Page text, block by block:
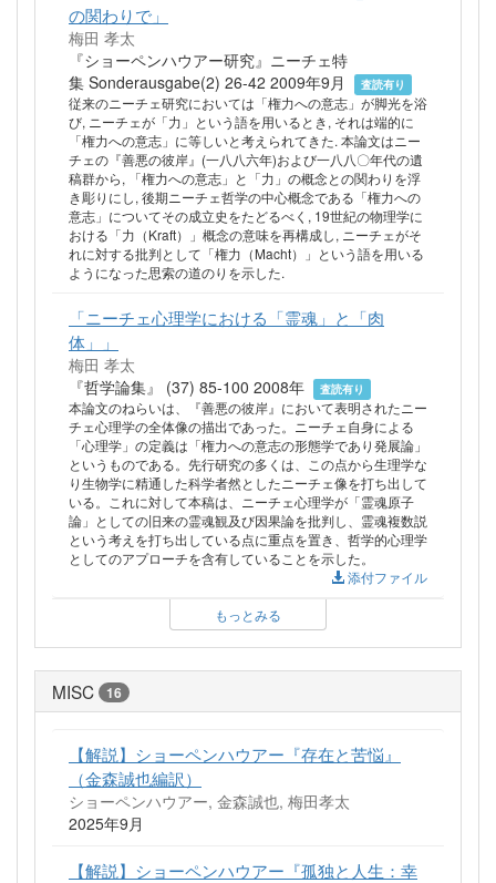
の関わりで」
梅田 孝太
『ショーペンハウアー研究』ニーチェ特
集 Sonderausgabe(2) 26-42 2009年9月
査読有り
従来のニーチェ研究においては「権力への意志」が脚光を浴
び, ニーチェが「力」という語を用いるとき, それは端的に
「権力への意志」に等しいと考えられてきた. 本論文はニー
チェの『善悪の彼岸』(一八八六年)および一八八〇年代の遺
稿群から, 「権力への意志」と「力」の概念との関わりを浮
き彫りにし, 後期ニーチェ哲学の中心概念である「権力への
意志」についてその成立史をたどるべく, 19世紀の物理学に
おける「力（Kraft）」概念の意味を再構成し, ニーチェがそ
れに対する批判として「権力（Macht）」という語を用いる
ようになった思索の道のりを示した.
「ニーチェ心理学における「霊魂」と「肉
体」」
梅田 孝太
『哲学論集』 (37) 85-100 2008年
査読有り
本論文のねらいは、『善悪の彼岸』において表明されたニー
チェ心理学の全体像の描出であった。ニーチェ自身による
「心理学」の定義は「権力への意志の形態学であり発展論」
というものである。先行研究の多くは、この点から生理学な
り生物学に精通した科学者然としたニーチェ像を打ち出して
いる。これに対して本稿は、ニーチェ心理学が「霊魂原子
論」としての旧来の霊魂観及び因果論を批判し、霊魂複数説
という考えを打ち出している点に重点を置き、哲学的心理学
としてのアプローチを含有していることを示した。
添付ファイル
もっとみる
MISC 16
【解説】ショーペンハウアー『存在と苦悩』
（金森誠也編訳）
ショーペンハウアー, 金森誠也, 梅田孝太
2025年9月
【解説】ショーペンハウアー『孤独と人生：幸